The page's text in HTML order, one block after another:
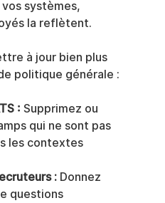
systèmes,
la reflètent.
à jour bien plus
politique générale :
: Supprimez ou
qui ne sont pas
les contextes
: Donnez
questions